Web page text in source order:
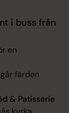
i buss från
en
färden
& Patisserie